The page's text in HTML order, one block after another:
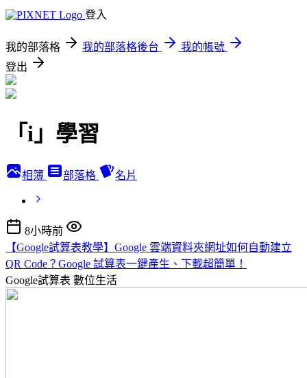
登入
我的部落格 我的部落格後台
我的帳號
登出
「i」學習
相簿 部落格 名片
8小時前
【Google試算表教學】Google 雲端資料夾網址如何自動建立
QR Code？Google 試算表一鍵產生、下載超簡單！
Google試算表 數位生活